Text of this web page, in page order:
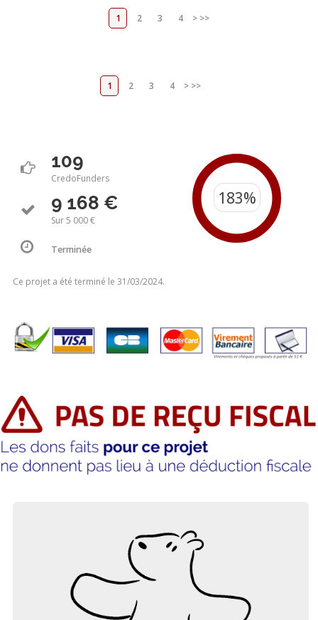
1 2 3 4 > >>
1 2 3 4 > >>
109
CredoFunders
9 168 €
Sur 5 000 €
Terminée
Ce projet a été terminé le 31/03/2024.